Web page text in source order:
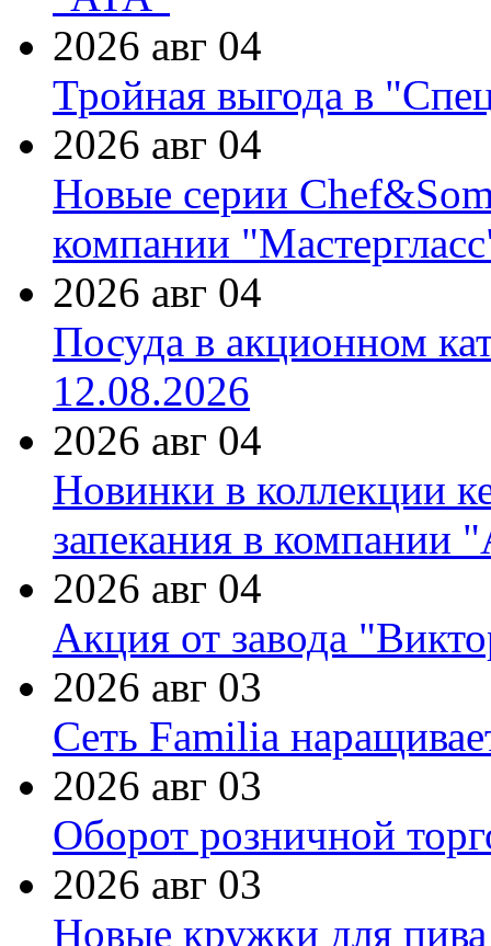
2026 авг 04
Тройная выгода в
2026 авг 04
Новые серии
компании
2026 авг 04
Посуда в акционном
12.08.2026
2026 авг 04
Новинки в коллекции
запекания в компании
2026 авг 04
Акция от завода
2026 авг 03
Сеть Familia
2026 авг 03
Оборот розничной
2026 авг 03
Новые кружки для